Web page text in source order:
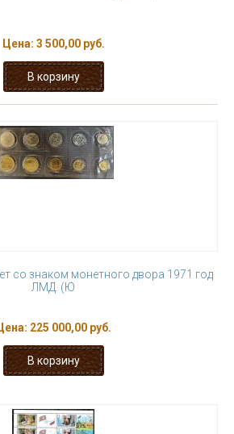
Цена: 3 500,00 руб.
со знаком монетного двора 1971 год
ЛМД. (Ю
225 000,00 руб.